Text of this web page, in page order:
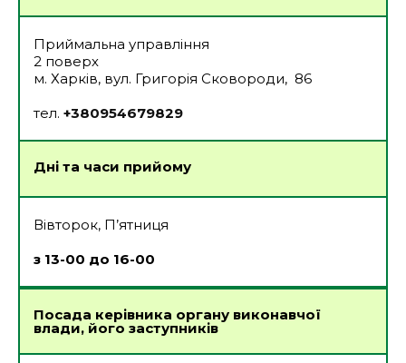
Приймальна управління
2 поверх
м. Харків, вул. Григорія Сковороди, 86
тел. +380954679829
Дні та часи прийому
Вівторок, П’ятниця
з 13-00 до 16-00
Посада керівника органу виконавчої
влади, його заступників